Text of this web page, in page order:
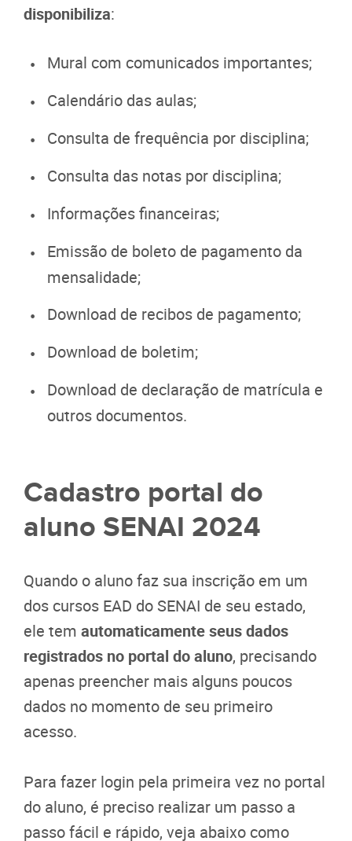
disponibiliza:
Mural com comunicados importantes;
Calendário das aulas;
Consulta de frequência por disciplina;
Consulta das notas por disciplina;
Informações financeiras;
Emissão de boleto de pagamento da
mensalidade;
Download de recibos de pagamento;
Download de boletim;
Download de declaração de matrícula e
outros documentos.
Cadastro portal do
aluno SENAI 2024
Quando o aluno faz sua inscrição em um
dos cursos EAD do SENAI de seu estado,
ele tem automaticamente seus dados
registrados no portal do aluno, precisando
apenas preencher mais alguns poucos
dados no momento de seu primeiro
acesso.
Para fazer login pela primeira vez no portal
do aluno, é preciso realizar um passo a
passo fácil e rápido, veja abaixo como